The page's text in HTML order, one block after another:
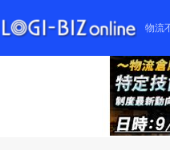
物流